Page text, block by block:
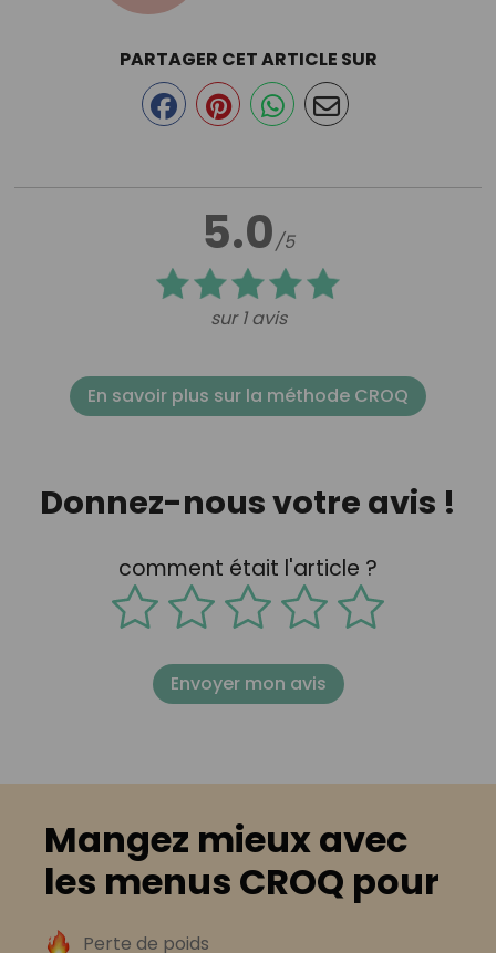
5.0/5
sur 1 avis
PARTAGER CET ARTICLE SUR
En savoir plus sur la méthode CROQ
Donnez-nous votre avis !
comment était l'article ?
Envoyer mon avis
Mangez mieux avec
les menus CROQ pour
Perte de poids